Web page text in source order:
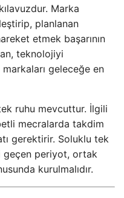
Marka
planlanan
etmek başarının
teknolojiyi
geleceğe en
ruhu mevcuttur. İlgili
mecralarda takdim
gerektirir. Soluklu tek
geçen periyot, ortak
kurulmalıdır.